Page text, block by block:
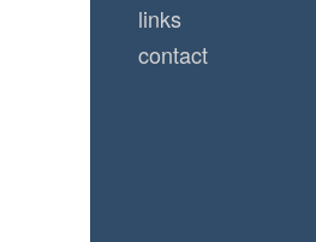
links
contact